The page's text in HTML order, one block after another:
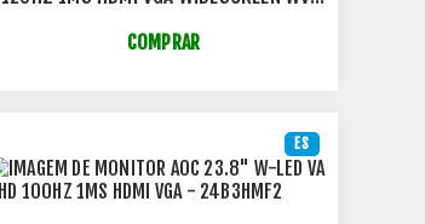
COMPRAR
ES